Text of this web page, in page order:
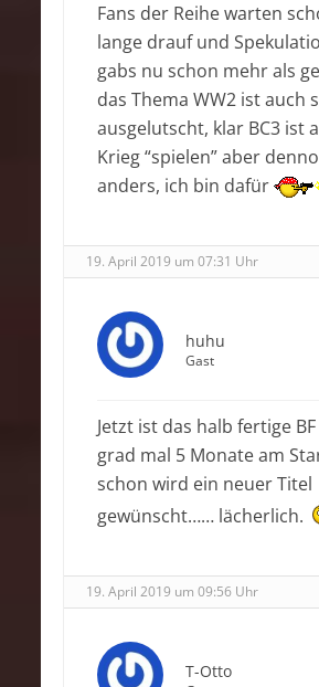
Fans der Reihe warten
lange drauf und
gabs nu schon mehr als
das Thema WW2 ist auch
ausgelutscht, klar BC3 ist
Krieg “spielen” aber
anders, ich bin dafür
19. April 2019 um 07:31 Uhr
huhu
Gast
Jetzt ist das halb fertige BF
grad mal 5 Monate am
schon wird ein neuer Titel
gewünscht…… lächerlich.
19. April 2019 um 09:56 Uhr
T-Otto